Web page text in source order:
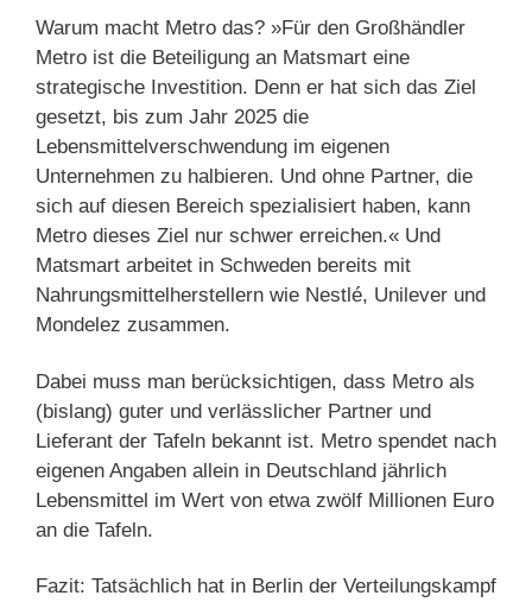
Warum macht Metro das? »Für den Großhändler
Metro ist die Beteiligung an Matsmart eine
strategische Investition. Denn er hat sich das Ziel
gesetzt, bis zum Jahr 2025 die
Lebensmittelverschwendung im eigenen
Unternehmen zu halbieren. Und ohne Partner, die
sich auf diesen Bereich spezialisiert haben, kann
Metro dieses Ziel nur schwer erreichen.« Und
Matsmart arbeitet in Schweden bereits mit
Nahrungsmittelherstellern wie Nestlé, Unilever und
Mondelez zusammen.
Dabei muss man berücksichtigen, dass Metro als
(bislang) guter und verlässlicher Partner und
Lieferant der Tafeln bekannt ist. Metro spendet nach
eigenen Angaben allein in Deutschland jährlich
Lebensmittel im Wert von etwa zwölf Millionen Euro
an die Tafeln.
Fazit: Tatsächlich hat in Berlin der Verteilungskampf